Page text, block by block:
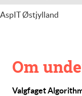
Om
Valgfaget
Jens Clausen
AspIT Østjylland